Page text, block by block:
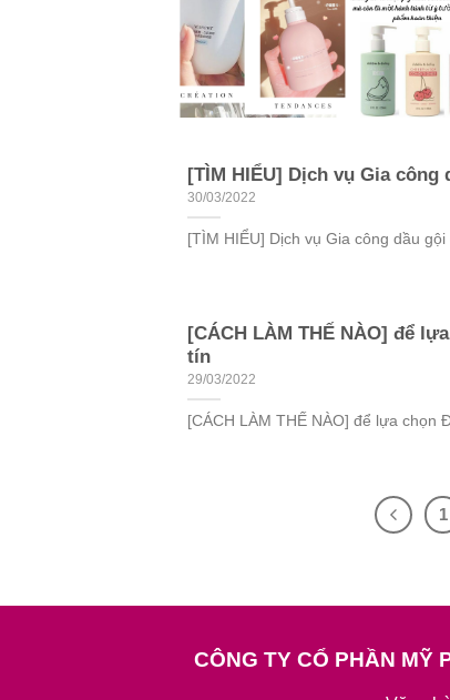
[TÌM HIỂU] Dịch vụ Gia công
30/03/2022
[TÌM HIỂU] Dịch vụ Gia công dầu
[CÁCH LÀM THẾ NÀO] để
tín
29/03/2022
[CÁCH LÀM THẾ NÀO] để lựa chọn
1
CÔNG TY CỔ PHẦN MỸ